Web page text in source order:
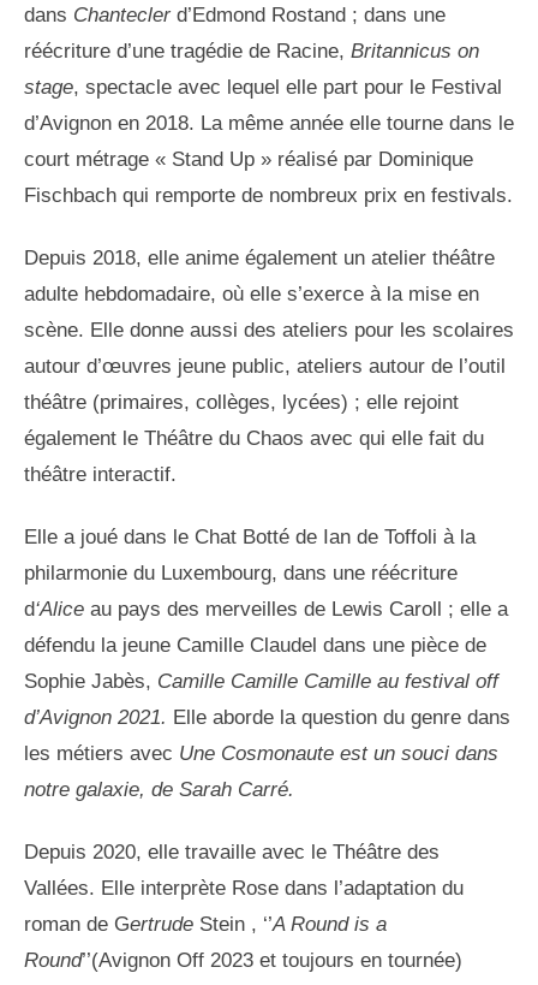
dans Chantecler d’Edmond Rostand ; dans une
réécriture d’une tragédie de Racine, Britannicus on
stage, spectacle avec lequel elle part pour le Festival
d’Avignon en 2018. La même année elle tourne dans le
court métrage « Stand Up » réalisé par Dominique
Fischbach qui remporte de nombreux prix en festivals.
Depuis 2018, elle anime également un atelier théâtre
adulte hebdomadaire, où elle s’exerce à la mise en
scène. Elle donne aussi des ateliers pour les scolaires
autour d’œuvres jeune public, ateliers autour de l’outil
théâtre (primaires, collèges, lycées) ; elle rejoint
également le Théâtre du Chaos avec qui elle fait du
théâtre interactif.
Elle a joué dans le Chat Botté de Ian de Toffoli à la
philarmonie du Luxembourg, dans une réécriture
d‘Alice au pays des merveilles de Lewis Caroll ; elle a
défendu la jeune Camille Claudel dans une pièce de
Sophie Jabès, Camille Camille Camille au festival off
d’Avignon 2021. Elle aborde la question du genre dans
les métiers avec Une Cosmonaute est un souci dans
notre galaxie, de Sarah Carré.
Depuis 2020, elle travaille avec le Théâtre des
Vallées. Elle interprète Rose dans l’adaptation du
roman de GertrudeStein , ‘’A Round is a
Round’’(Avignon Off 2023 et toujours en tournée)